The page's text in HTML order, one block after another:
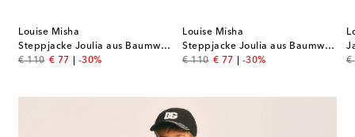
Louise Misha
Steppjacke Joulia aus Baumwolle mit Spitze
€ 110
original price
€ 77
discount price
-30%
Louise Misha
Steppjacke Joulia aus Baumwolle
€ 110
original price
€ 77
discount price
-30%
€